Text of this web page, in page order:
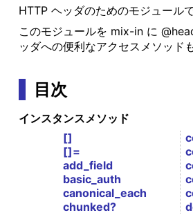
HTTP ヘッダのためのモジュールで
このモジュールを mix-in に
ッダへの便利なアクセスメソッド
目次
インスタンスメソッド
[]
[]=
add_field
basic_auth
canonical_each
chunked?